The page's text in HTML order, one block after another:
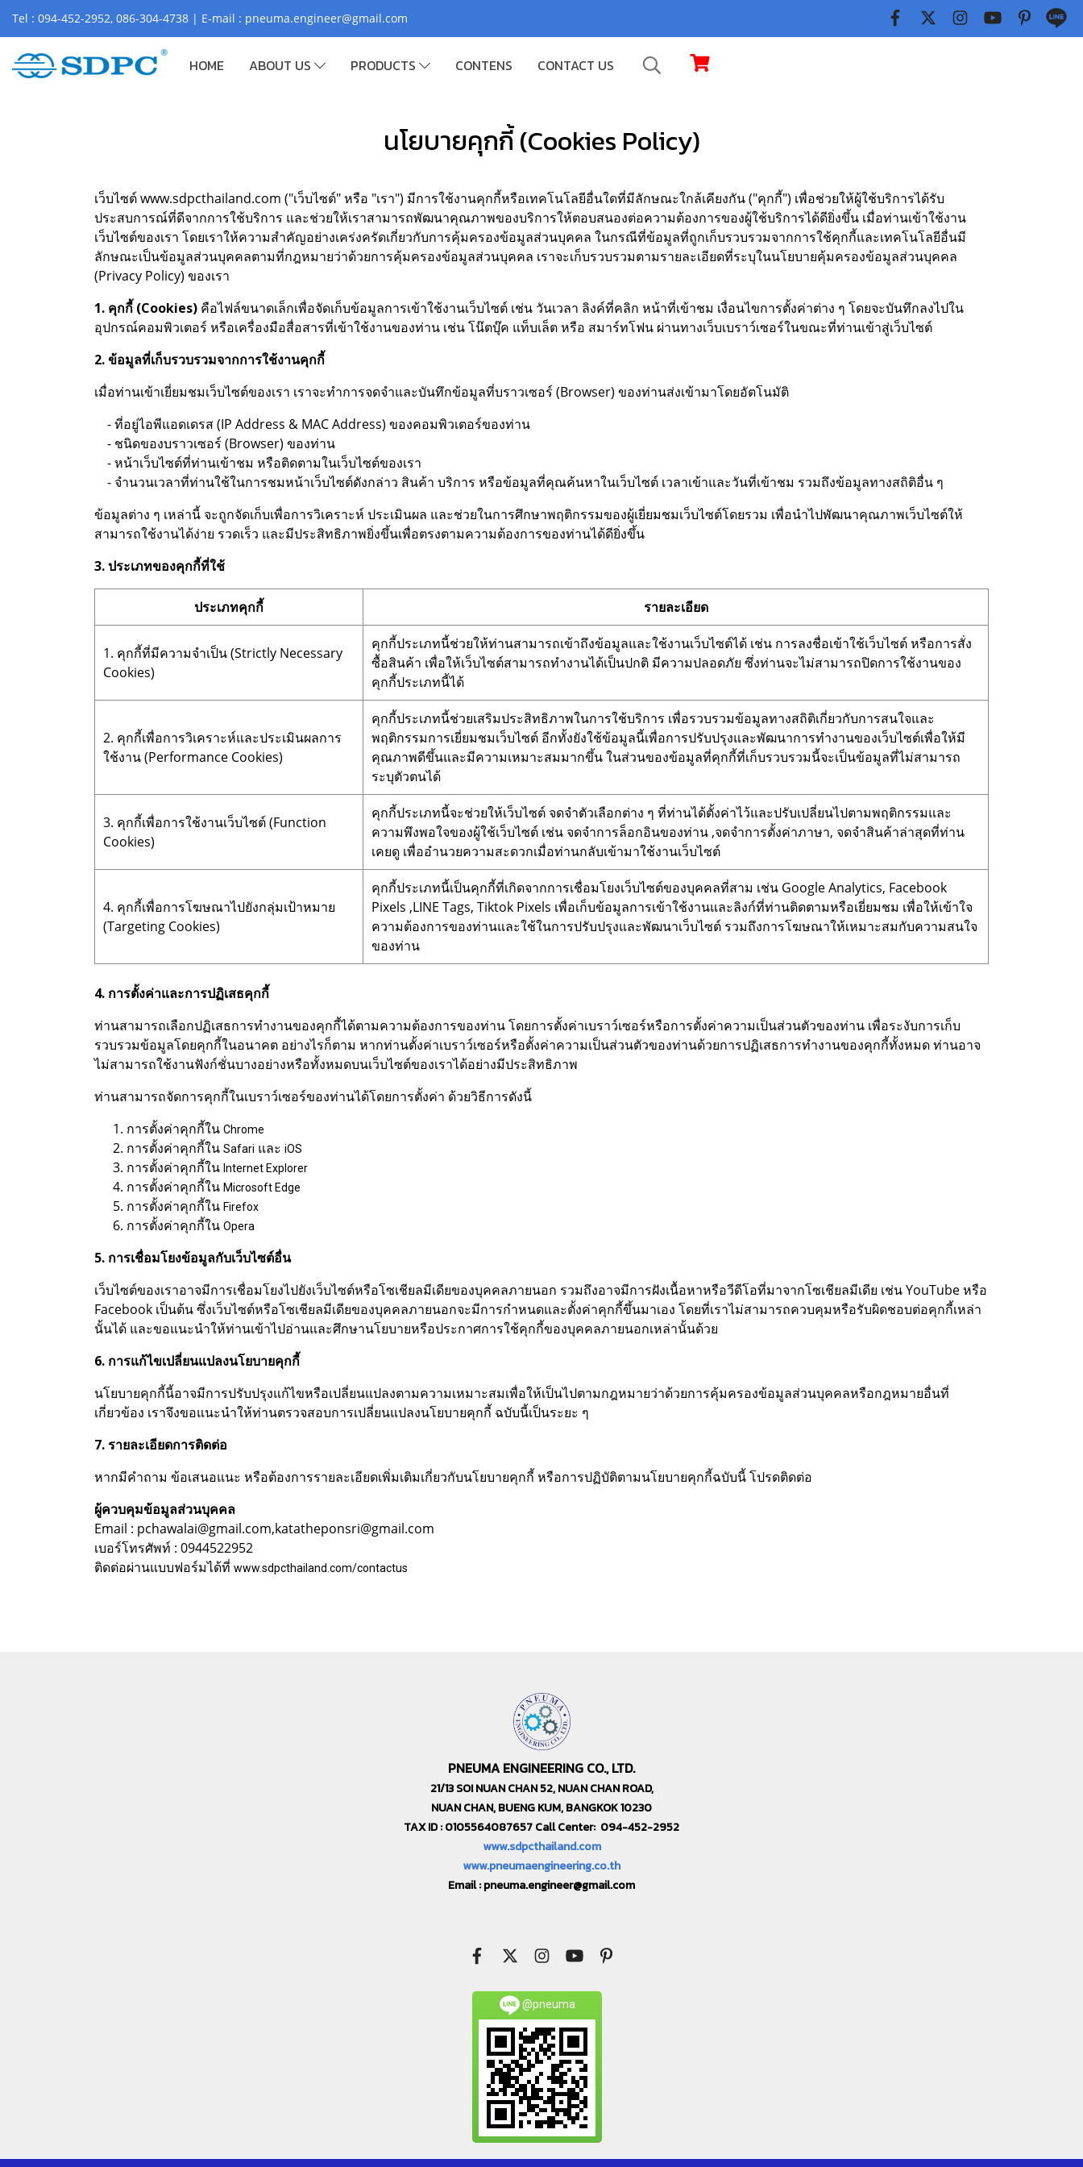
Tel : 094-452-2952, 086-304-4738 | E-mail : pneuma.engineer@gmail.com
HOME ABOUT US PRODUCTS CONTENS CONTACT US
นโยบายคุกกี้ (Cookies Policy)
เว็บไซต์ www.sdpcthailand.com ("เว็บไซต์" หรือ "เรา") มีการใช้งานคุกกี้หรือเทคโนโลยีอื่นใดที่มีลักษณะใกล้เคียงกัน ("คุกกี้") เพื่อช่วยให้ผู้ใช้บริการได้รับ
ประสบการณ์ที่ดีจากการใช้บริการ และช่วยให้เราสามารถพัฒนาคุณภาพของบริการให้ตอบสนองต่อความต้องการของผู้ใช้บริการได้ดียิ่งขึ้น เมื่อท่านเข้าใช้งาน
เว็บไซต์ของเรา โดยเราให้ความสำคัญอย่างเคร่งครัดเกี่ยวกับการคุ้มครองข้อมูลส่วนบุคคล ในกรณีที่ข้อมูลที่ถูกเก็บรวบรวมจากการใช้คุกกี้และเทคโนโลยีอื่นมี
ลักษณะเป็นข้อมูลส่วนบุคคลตามที่กฎหมายว่าด้วยการคุ้มครองข้อมูลส่วนบุคคล เราจะเก็บรวบรวมตามรายละเอียดที่ระบุในนโยบายคุ้มครองข้อมูลส่วนบุคคล
(Privacy Policy) ของเรา
1. คุกกี้ (Cookies) คือไฟล์ขนาดเล็กเพื่อจัดเก็บข้อมูลการเข้าใช้งานเว็บไซต์ เช่น วันเวลา ลิงค์ที่คลิก หน้าที่เข้าชม เงื่อนไขการตั้งค่าต่าง ๆ โดยจะบันทึกลงไปใน
อุปกรณ์คอมพิวเตอร์ หรือเครื่องมือสื่อสารที่เข้าใช้งานของท่าน เช่น โน๊ตบุ๊ค แท็บเล็ต หรือ สมาร์ทโฟน ผ่านทางเว็บเบราว์เซอร์ในขณะที่ท่านเข้าสู่เว็บไซต์
2. ข้อมูลที่เก็บรวบรวมจากการใช้งานคุกกี้
เมื่อท่านเข้าเยี่ยมชมเว็บไซต์ของเรา เราจะทำการจดจำและบันทึกข้อมูลที่บราวเซอร์ (Browser) ของท่านส่งเข้ามาโดยอัตโนมัติ
- ที่อยู่ไอพีแอดเดรส (IP Address & MAC Address) ของคอมพิวเตอร์ของท่าน
- ชนิดของบราวเซอร์ (Browser) ของท่าน
- หน้าเว็บไซต์ที่ท่านเข้าชม หรือติดตามในเว็บไซต์ของเรา
- จำนวนเวลาที่ท่านใช้ในการชมหน้าเว็บไซต์ดังกล่าว สินค้า บริการ หรือข้อมูลที่คุณค้นหาในเว็บไซต์ เวลาเข้าและวันที่เข้าชม รวมถึงข้อมูลทางสถิติอื่น ๆ
ข้อมูลต่าง ๆ เหล่านี้ จะถูกจัดเก็บเพื่อการวิเคราะห์ ประเมินผล และช่วยในการศึกษาพฤติกรรมของผู้เยี่ยมชมเว็บไซต์โดยรวม เพื่อนำไปพัฒนาคุณภาพเว็บไซต์ให้
สามารถใช้งานได้ง่าย รวดเร็ว และมีประสิทธิภาพยิ่งขึ้นเพื่อตรงตามความต้องการของท่านได้ดียิ่งขึ้น
3. ประเภทของคุกกี้ที่ใช้
ประเภทคุกกี้ รายละเอียด
1. คุกกี้ที่มีความจำเป็น (Strictly Necessary
Cookies)
คุกกี้ประเภทนี้ช่วยให้ท่านสามารถเข้าถึงข้อมูลและใช้งานเว็บไซต์ได้ เช่น การลงชื่อเข้าใช้เว็บไซต์ หรือการสั่ง
ซื้อสินค้า เพื่อให้เว็บไซต์สามารถทำงานได้เป็นปกติ มีความปลอดภัย ซึ่งท่านจะไม่สามารถปิดการใช้งานของ
คุกกี้ประเภทนี้ได้
2. คุกกี้เพื่อการวิเคราะห์และประเมินผลการ
ใช้งาน (Performance Cookies)
คุกกี้ประเภทนี้ช่วยเสริมประสิทธิภาพในการใช้บริการ เพื่อรวบรวมข้อมูลทางสถิติเกี่ยวกับการสนใจและ
พฤติกรรมการเยี่ยมชมเว็บไซต์ อีกทั้งยังใช้ข้อมูลนี้เพื่อการปรับปรุงและพัฒนาการทำงานของเว็บไซต์เพื่อให้มี
คุณภาพดีขึ้นและมีความเหมาะสมมากขึ้น ในส่วนของข้อมูลที่คุกกี้ที่เก็บรวบรวมนี้จะเป็นข้อมูลที่ไม่สามารถ
ระบุตัวตนได้
3. คุกกี้เพื่อการใช้งานเว็บไซต์ (Function
Cookies)
คุกกี้ประเภทนี้จะช่วยให้เว็บไซต์ จดจำตัวเลือกต่าง ๆ ที่ท่านได้ตั้งค่าไว้และปรับเปลี่ยนไปตามพฤติกรรมและ
ความพึงพอใจของผู้ใช้เว็บไซต์ เช่น จดจำการล็อกอินของท่าน ,จดจำการตั้งค่าภาษา, จดจำสินค้าล่าสุดที่ท่าน
เคยดู เพื่ออำนวยความสะดวกเมื่อท่านกลับเข้ามาใช้งานเว็บไซต์
4. คุกกี้เพื่อการโฆษณาไปยังกลุ่มเป้าหมาย
(Targeting Cookies)
คุกกี้ประเภทนี้เป็นคุกกี้ที่เกิดจากการเชื่อมโยงเว็บไซต์ของบุคคลที่สาม เช่น Google Analytics, Facebook
Pixels ,LINE Tags, Tiktok Pixels เพื่อเก็บข้อมูลการเข้าใช้งานและลิงก์ที่ท่านติดตามหรือเยี่ยมชม เพื่อให้เข้าใจ
ความต้องการของท่านและใช้ในการปรับปรุงและพัฒนาเว็บไซต์ รวมถึงการโฆษณาให้เหมาะสมกับความสนใจ
ของท่าน
4. การตั้งค่าและการปฏิเสธคุกกี้
ท่านสามารถเลือกปฏิเสธการทำงานของคุกกี้ได้ตามความต้องการของท่าน โดยการตั้งค่าเบราว์เซอร์หรือการตั้งค่าความเป็นส่วนตัวของท่าน เพื่อระงับการเก็บ
รวบรวมข้อมูลโดยคุกกี้ในอนาคต อย่างไรก็ตาม หากท่านตั้งค่าเบราว์เซอร์หรือตั้งค่าความเป็นส่วนตัวของท่านด้วยการปฏิเสธการทำงานของคุกกี้ทั้งหมด ท่านอาจ
ไม่สามารถใช้งานฟังก์ชั่นบางอย่างหรือทั้งหมดบนเว็บไซต์ของเราได้อย่างมีประสิทธิภาพ
ท่านสามารถจัดการคุกกี้ในเบราว์เซอร์ของท่านได้โดยการตั้งค่า ด้วยวิธีการดังนี้
การตั้งค่าคุกกี้ใน Chrome
การตั้งค่าคุกกี้ใน Safari และ iOS
การตั้งค่าคุกกี้ใน Internet Explorer
การตั้งค่าคุกกี้ใน Microsoft Edge
การตั้งค่าคุกกี้ใน Firefox
การตั้งค่าคุกกี้ใน Opera
5. การเชื่อมโยงข้อมูลกับเว็บไซต์อื่น
เว็บไซต์ของเราอาจมีการเชื่อมโยงไปยังเว็บไซต์หรือโซเชียลมีเดียของบุคคลภายนอก รวมถึงอาจมีการฝังเนื้อหาหรือวีดีโอที่มาจากโซเชียลมีเดีย เช่น YouTube หรือ
Facebook เป็นต้น ซึ่งเว็บไซต์หรือโซเชียลมีเดียของบุคคลภายนอกจะมีการกำหนดและตั้งค่าคุกกี้ขึ้นมาเอง โดยที่เราไม่สามารถควบคุมหรือรับผิดชอบต่อคุกกี้เหล่า
นั้นได้ และขอแนะนำให้ท่านเข้าไปอ่านและศึกษานโยบายหรือประกาศการใช้คุกกี้ของบุคคลภายนอกเหล่านั้นด้วย
6. การแก้ไขเปลี่ยนแปลงนโยบายคุกกี้
นโยบายคุกกี้นี้อาจมีการปรับปรุงแก้ไขหรือเปลี่ยนแปลงตามความเหมาะสมเพื่อให้เป็นไปตามกฎหมายว่าด้วยการคุ้มครองข้อมูลส่วนบุคคลหรือกฎหมายอื่นที่
เกี่ยวข้อง เราจึงขอแนะนำให้ท่านตรวจสอบการเปลี่ยนแปลงนโยบายคุกกี้ ฉบับนี้เป็นระยะ ๆ
7. รายละเอียดการติดต่อ
หากมีคำถาม ข้อเสนอแนะ หรือต้องการรายละเอียดเพิ่มเติมเกี่ยวกับนโยบายคุกกี้ หรือการปฏิบัติตามนโยบายคุกกี้ฉบับนี้ โปรดติดต่อ
ผู้ควบคุมข้อมูลส่วนบุคคล
Email : pchawalai@gmail.com,katatheponsri@gmail.com
เบอร์โทรศัพท์ : 0944522952
ติดต่อผ่านแบบฟอร์มได้ที่ www.sdpcthailand.com/contactus
PNEUMA ENGINEERING CO., LTD.
21/13 SOI NUAN CHAN 52, NUAN CHAN ROAD,
NUAN CHAN, BUENG KUM, BANGKOK 10230
TAX ID : 0105564087657 Call Center: 094-452-2952
www.sdpcthailand.com
www.pneumaengineering.co.th
Email :pneuma.engineer@gmail.com
@pneuma